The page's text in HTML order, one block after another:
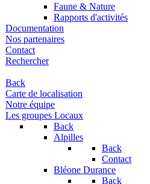
Faune & Nature
Rapports d'activités
Documentation
Nos partenaires
Contact
Rechercher
Back
Carte de localisation
Notre équipe
Les groupes Locaux
Back
Alpilles
Back
Contact
Bléone Durance
Back